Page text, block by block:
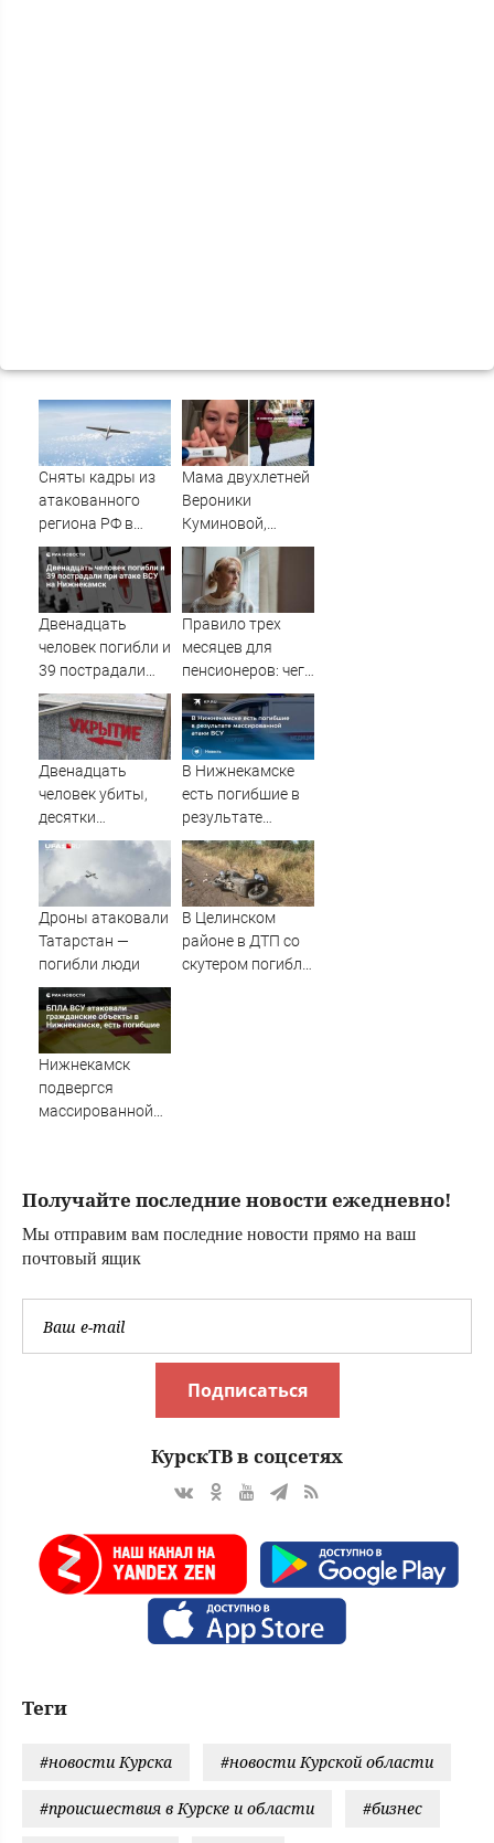
Сняты кадры из
атакованного
региона РФ в
1200 км от
границы
Мама двухлетней
Вероники
Куминовой,
умершей в
больнице,
беременна: семья
ждет девочку
Двенадцать
человек погибли и
39 пострадали
при атаке ВСУ на
Нижнекамск
Правило трех
месяцев для
пенсионеров: чего
ждать тем, кому
приходит пенсия
на карту
Двенадцать
человек убиты,
десятки
пострадали при
атаке на
Нижнекамск
В Нижнекамске
есть погибшие в
результате
массированной
атаки ВСУ
Дроны атаковали
Татарстан —
погибли люди
В Целинском
районе в ДТП со
скутером погибла
Нижнекамск
подвергся
массированной
Получайте последние новости ежедневно!
Мы отправим вам последние новости прямо на ваш
почтовый ящик
Подписаться
КурскТВ в соцсетях
Теги
#новости Курска #новости Курской области
#происшествия в Курске и области #бизнес